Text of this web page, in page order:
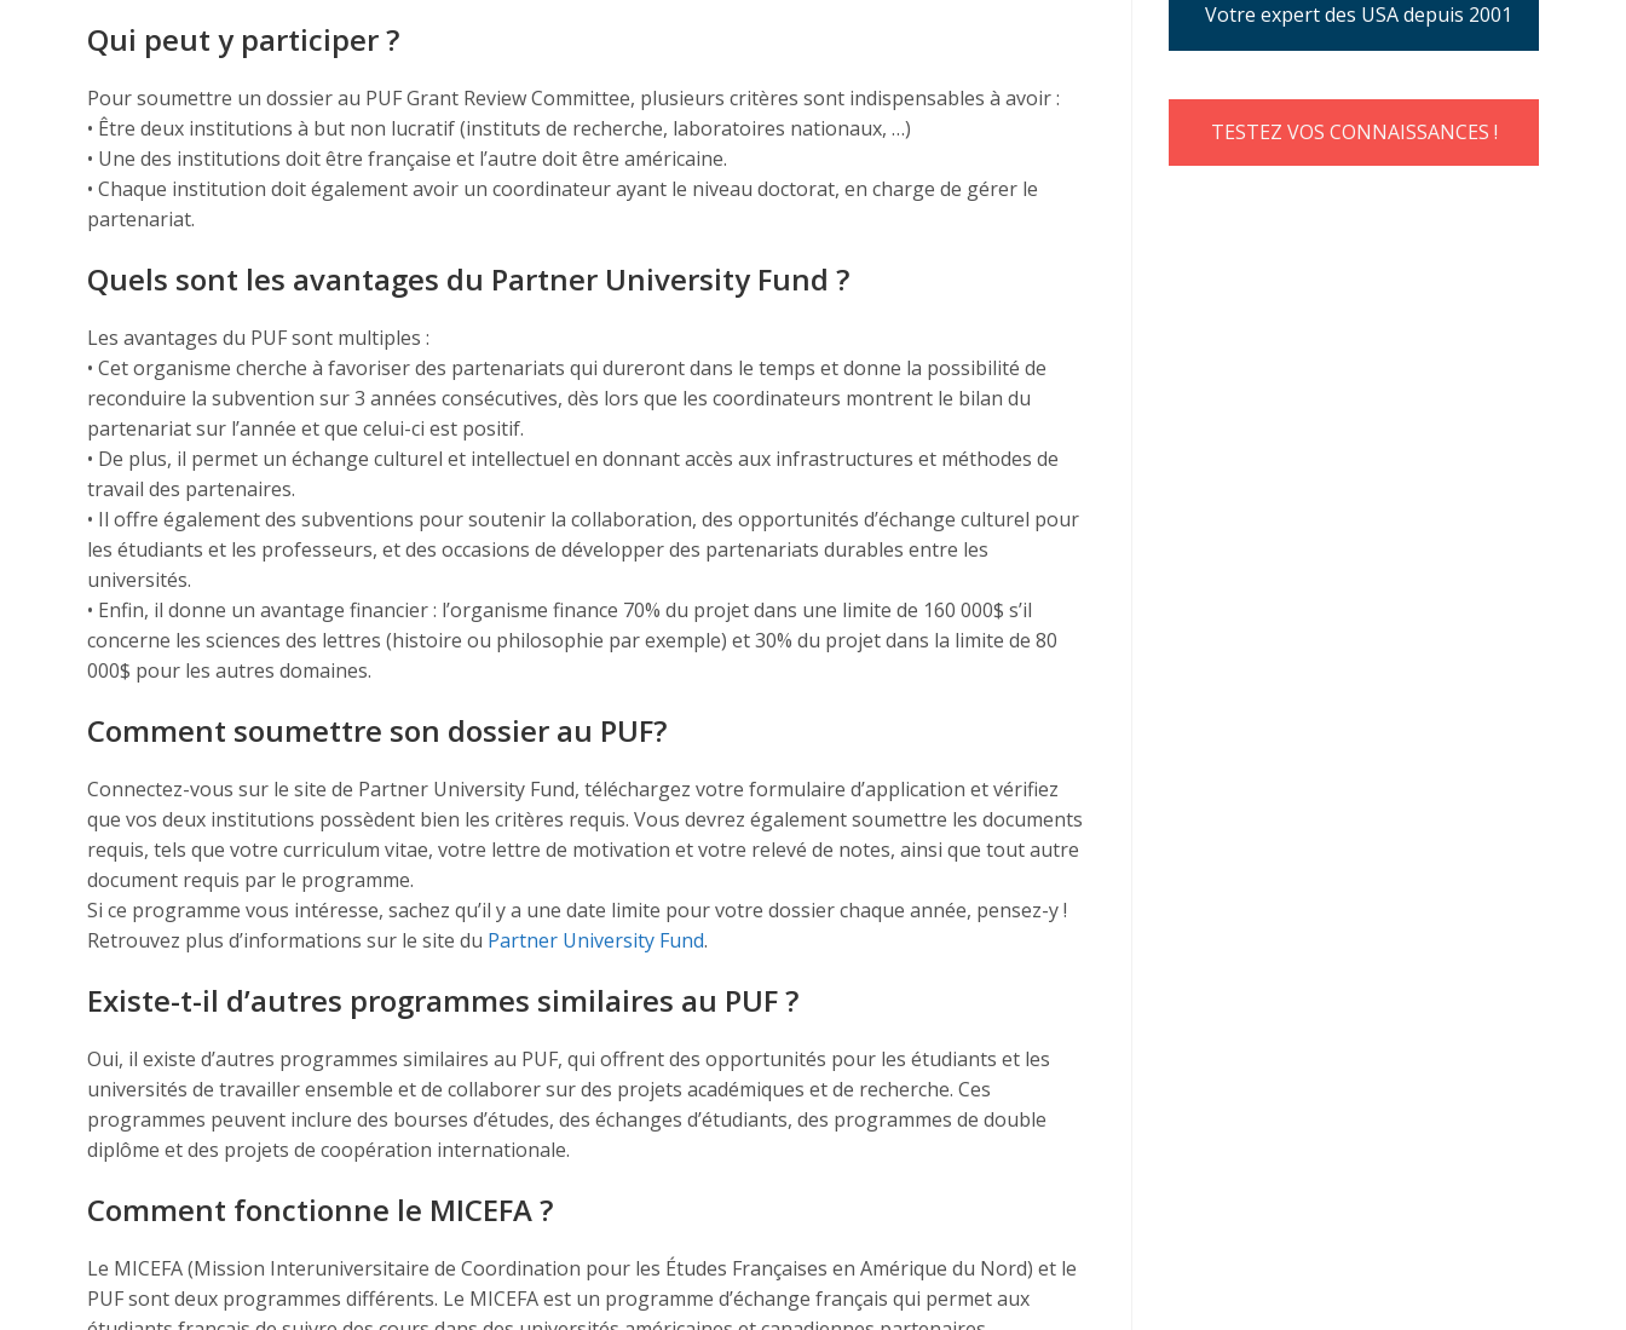
Qui peut y participer ?
Pour soumettre un dossier au PUF Grant Review Committee, plusieurs critères sont indispensables à avoir :
• Être deux institutions à but non lucratif (instituts de recherche, laboratoires nationaux, …)
• Une des institutions doit être française et l’autre doit être américaine.
• Chaque institution doit également avoir un coordinateur ayant le niveau doctorat, en charge de gérer le
partenariat.
Quels sont les avantages du Partner University Fund ?
Les avantages du PUF sont multiples :
• Cet organisme cherche à favoriser des partenariats qui dureront dans le temps et donne la possibilité de
reconduire la subvention sur 3 années consécutives, dès lors que les coordinateurs montrent le bilan du
partenariat sur l’année et que celui-ci est positif.
• De plus, il permet un échange culturel et intellectuel en donnant accès aux infrastructures et méthodes de
travail des partenaires.
• Il offre également des subventions pour soutenir la collaboration, des opportunités d’échange culturel pour
les étudiants et les professeurs, et des occasions de développer des partenariats durables entre les
universités.
• Enfin, il donne un avantage financier : l’organisme finance 70% du projet dans une limite de 160 000$ s’il
concerne les sciences des lettres (histoire ou philosophie par exemple) et 30% du projet dans la limite de 80
000$ pour les autres domaines.
Comment soumettre son dossier au PUF?
Connectez-vous sur le site de Partner University Fund, téléchargez votre formulaire d’application et vérifiez
que vos deux institutions possèdent bien les critères requis. Vous devrez également soumettre les documents
requis, tels que votre curriculum vitae, votre lettre de motivation et votre relevé de notes, ainsi que tout autre
document requis par le programme.
Si ce programme vous intéresse, sachez qu’il y a une date limite pour votre dossier chaque année, pensez-y !
Retrouvez plus d’informations sur le site du Partner University Fund.
Existe-t-il d’autres programmes similaires au PUF ?
Oui, il existe d’autres programmes similaires au PUF, qui offrent des opportunités pour les étudiants et les
universités de travailler ensemble et de collaborer sur des projets académiques et de recherche. Ces
programmes peuvent inclure des bourses d’études, des échanges d’étudiants, des programmes de double
diplôme et des projets de coopération internationale.
Comment fonctionne le MICEFA ?
Le MICEFA (Mission Interuniversitaire de Coordination pour les Études Françaises en Amérique du Nord) et le
PUF sont deux programmes différents. Le MICEFA est un programme d’échange français qui permet aux
Votre expert des USA depuis 2001
TESTEZ VOS CONNAISSANCES !